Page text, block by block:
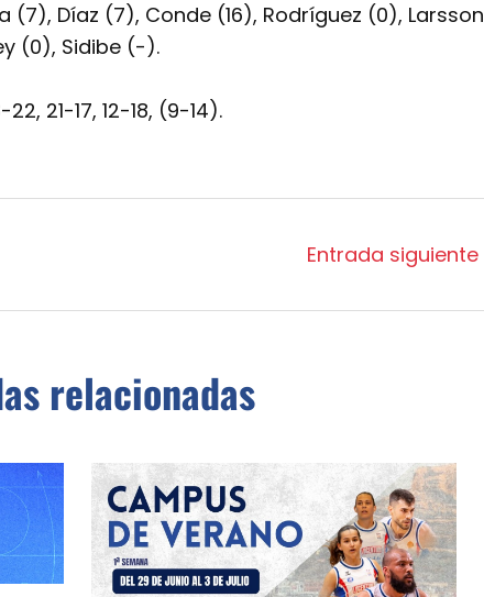
(7), Díaz (7), Conde (16), Rodríguez (0), Larsson
(0), Sidibe (-).
22, 21-17, 12-18, (9-14).
Entrada siguiente
relacionadas